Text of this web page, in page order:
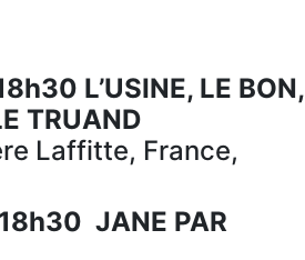
L’USINE, LE BON,
TRUAND
Laffitte, France,
JANE PAR